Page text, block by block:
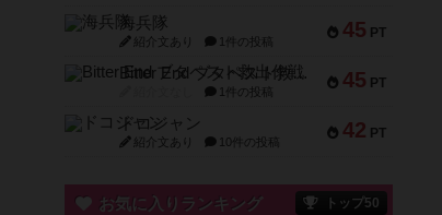
45 PT
海兵隊
紹介文あり 1件の投稿
45 PT
Bitter End ブタペスト救出作戦
1件の投稿
42 PT
ドコジャン
紹介文あり 10件の投稿
お気に入りランキング トップ50